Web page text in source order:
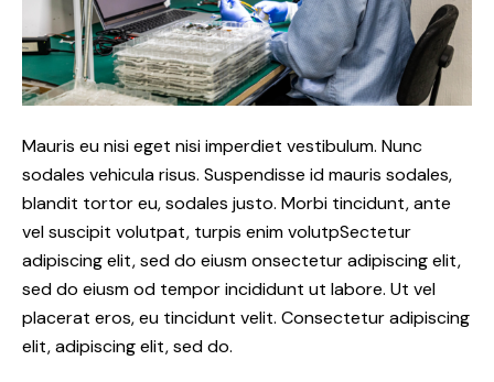
Mauris eu nisi eget nisi imperdiet vestibulum. Nunc
sodales vehicula risus. Suspendisse id mauris sodales,
blandit tortor eu, sodales justo. Morbi tincidunt, ante
vel suscipit volutpat, turpis enim volutpSectetur
adipiscing elit, sed do eiusm onsectetur adipiscing elit,
sed do eiusm od tempor incididunt ut labore. Ut vel
placerat eros, eu tincidunt velit. Consectetur adipiscing
elit, adipiscing elit, sed do.